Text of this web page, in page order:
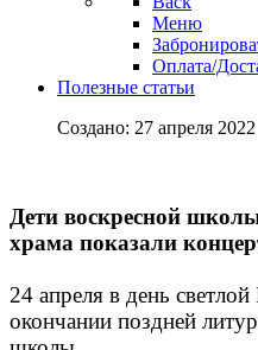
Меню
Оплата/
Полезные статьи
Создано: 27 апреля 2022
Дети воскресной
храма показали
24 апреля в день
окончании поздней